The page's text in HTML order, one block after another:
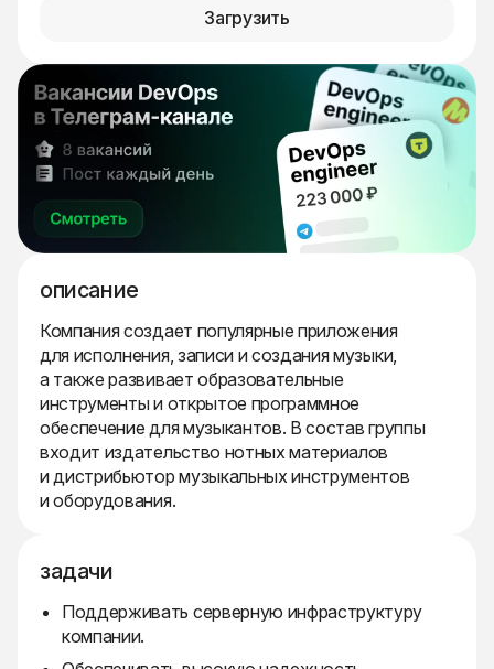
Загрузить
описание
Компания создает популярные приложения
для исполнения, записи и создания музыки,
а также развивает образовательные
инструменты и открытое программное
обеспечение для музыкантов. В состав группы
входит издательство нотных материалов
и дистрибьютор музыкальных инструментов
и оборудования.
задачи
Поддерживать серверную инфраструктуру
компании.